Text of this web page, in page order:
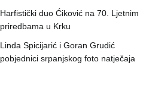
Harfistički duo Ćiković na 70. Ljetnim
priredbama u Krku
Linda Spicijarić i Goran Grudić
pobjednici srpanjskog foto natječaja